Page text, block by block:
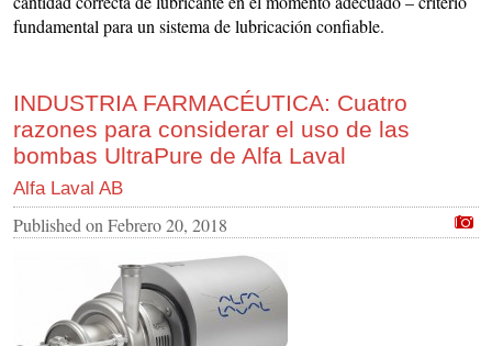
fundamental para un sistema de lubricación confiable.
INDUSTRIA FARMACÉUTICA: Cuatro
razones para considerar el uso de las
bombas UltraPure de Alfa Laval
Alfa Laval AB
Published on Febrero 20, 2018